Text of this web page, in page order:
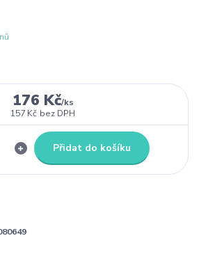
176 Kč/ks
157 Kč bez DPH
Přidat do košíku